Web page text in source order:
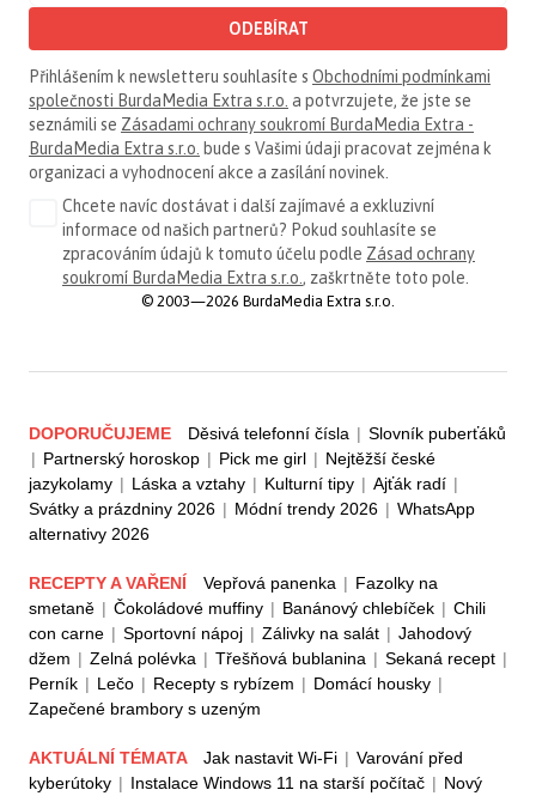
ODEBÍRAT
Přihlášením k newsletteru souhlasíte s Obchodními podmínkami
společnosti BurdaMedia Extra s.r.o. a potvrzujete, že jste se
seznámili se Zásadami ochrany soukromí BurdaMedia Extra -
BurdaMedia Extra s.r.o. bude s Vašimi údaji pracovat zejména k
organizaci a vyhodnocení akce a zasílání novinek.
Chcete navíc dostávat i další zajímavé a exkluzivní
informace od našich partnerů? Pokud souhlasíte se
zpracováním údajů k tomuto účelu podle Zásad ochrany
soukromí BurdaMedia Extra s.r.o. , zaškrtněte toto pole.
© 2003—2026 BurdaMedia Extra s.r.o.
DOPORUČUJEME Děsivá telefonní čísla | Slovník puberťáků
| Partnerský horoskop | Pick me girl | Nejtěžší české
jazykolamy | Láska a vztahy | Kulturní tipy | Ajťák radí |
Svátky a prázdniny 2026 | Módní trendy 2026 | WhatsApp
alternativy 2026
RECEPTY A VAŘENÍ Vepřová panenka | Fazolky na
smetaně | Čokoládové muffiny | Banánový chlebíček | Chili
con carne | Sportovní nápoj | Zálivky na salát | Jahodový
džem | Zelná polévka | Třešňová bublanina | Sekaná recept |
Perník | Lečo | Recepty s rybízem | Domácí housky |
Zapečené brambory s uzeným
AKTUÁLNÍ TÉMATA Jak nastavit Wi-Fi | Varování před
kyberútoky | Instalace Windows 11 na starší počítač | Nový